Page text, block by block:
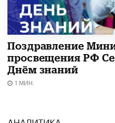
Поздравление
просвещения РФ
Днём знаний
1 МИН.